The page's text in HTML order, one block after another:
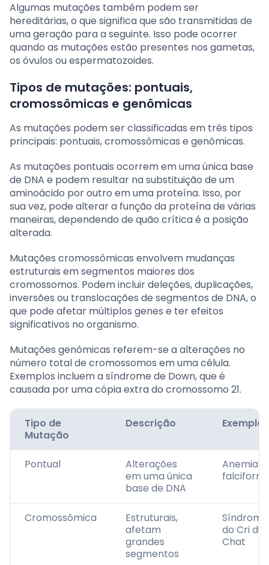
Algumas mutações também podem ser
hereditárias, o que significa que são transmitidas de
uma geração para a seguinte. Isso pode ocorrer
quando as mutações estão presentes nos gametas,
os óvulos ou espermatozoides.
Tipos de mutações: pontuais,
cromossômicas e genômicas
As mutações podem ser classificadas em três tipos
principais: pontuais, cromossômicas e genômicas.
As mutações pontuais ocorrem em uma única base
de DNA e podem resultar na substituição de um
aminoácido por outro em uma proteína. Isso, por
sua vez, pode alterar a função da proteína de várias
maneiras, dependendo de quão crítica é a posição
alterada.
Mutações cromossômicas envolvem mudanças
estruturais em segmentos maiores dos
cromossomos. Podem incluir deleções, duplicações,
inversões ou translocações de segmentos de DNA, o
que pode afetar múltiplos genes e ter efeitos
significativos no organismo.
Mutações genômicas referem-se a alterações no
número total de cromossomos em uma célula.
Exemplos incluem a síndrome de Down, que é
causada por uma cópia extra do cromossomo 21.
Tipo de
Mutação
Descrição Exemplo
Pontual
Alterações
em uma única
base de DNA
Anemia
Cromossômica
Estruturais,
afetam
grandes
segmentos
Síndrome
do Cri du
Chat